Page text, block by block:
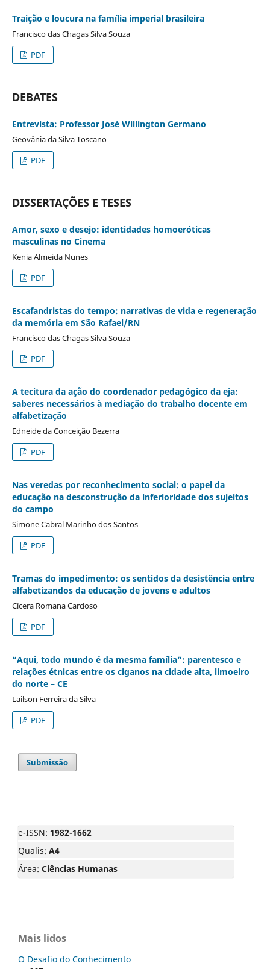
Traição e loucura na família imperial brasileira
Francisco das Chagas Silva Souza
PDF
DEBATES
Entrevista: Professor José Willington Germano
Geovânia da Silva Toscano
PDF
DISSERTAÇÕES E TESES
Amor, sexo e desejo: identidades homoeróticas
masculinas no Cinema
Kenia Almeida Nunes
PDF
Escafandristas do tempo: narrativas de vida e regeneração
da memória em São Rafael/RN
Francisco das Chagas Silva Souza
PDF
A tecitura da ação do coordenador pedagógico da eja:
saberes necessários à mediação do trabalho docente em
alfabetização
Edneide da Conceição Bezerra
PDF
Nas veredas por reconhecimento social: o papel da
educação na desconstrução da inferioridade dos sujeitos
do campo
Simone Cabral Marinho dos Santos
PDF
Tramas do impedimento: os sentidos da desistência entre
alfabetizandos da educação de jovens e adultos
Cícera Romana Cardoso
PDF
“Aqui, todo mundo é da mesma família”: parentesco e
relações étnicas entre os ciganos na cidade alta, limoeiro
do norte – CE
Lailson Ferreira da Silva
PDF
Submissão
e-ISSN: 1982-1662
Qualis: A4
Área: Ciências Humanas
Mais lidos
O Desafio do Conhecimento